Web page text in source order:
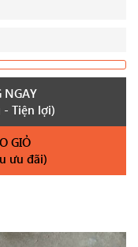
NGAY
Tiện lợi)
GIỎ
ưu đãi)